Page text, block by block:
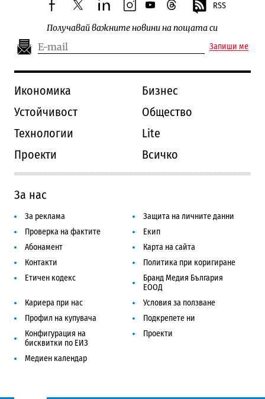
facebooktwitterlinkedininstagram
youtubethreads RSS
Получавай важните новини на пощата си
Запиши ме
Икономика
Бизнес
Устойчивост
Общество
Технологии
Lite
Проекти
Всичко
За нас
За реклама
Защита на личните данни
Проверка на фактите
Екип
Абонамент
Карта на сайта
Контакти
Политика при коригиране
Етичен кодекс
Бранд Медия България
ЕООД
Кариера при нас
Условия за ползване
Профил на купувача
Подкрепете ни
Конфигурация на
бисквитки по ЕИЗ
Проекти
Медиен календар